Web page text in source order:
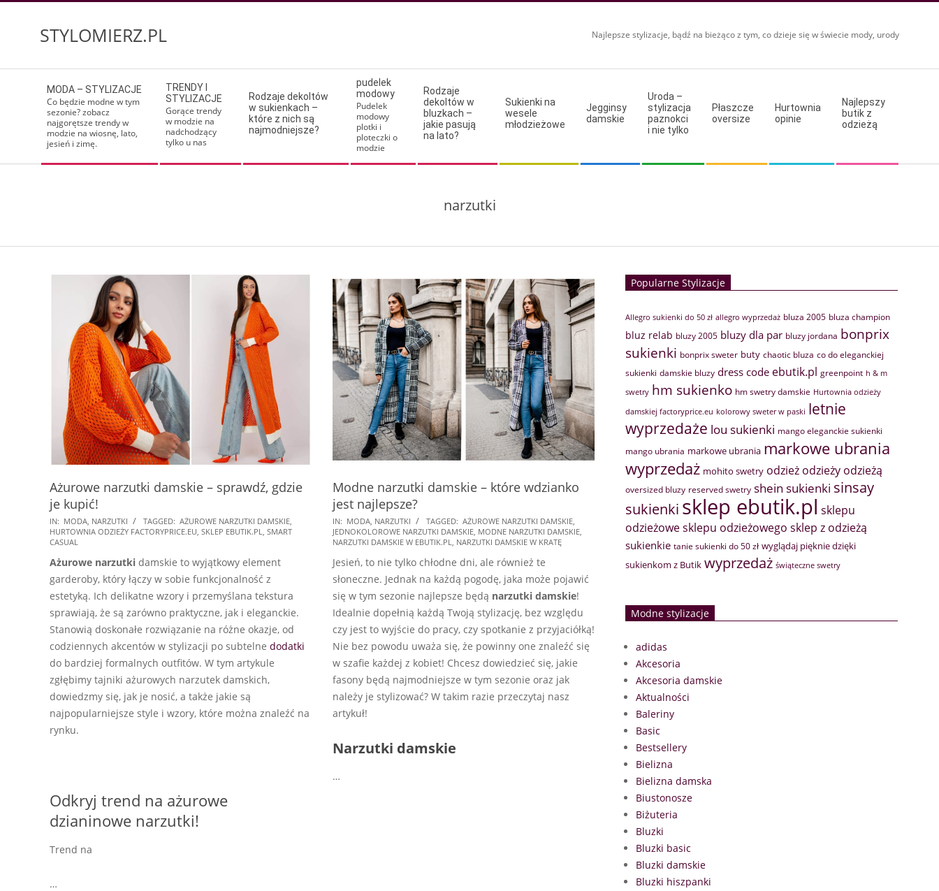
STYLOMIERZ.PL Najlepsze stylizacje, bądź na bieżąco z tym, co dzieje się w świecie mody, urody
Navigation
Menu
MODA – STYLIZACJE
Co będzie modne w tym
sezonie? zobacz
najgorętsze trendy w
modzie na wiosnę, lato,
jesień i zimę.
TRENDY I
STYLIZACJE
Gorące trendy
w modzie na
nadchodzący
tylko u nas
Rodzaje dekoltów
w sukienkach –
które z nich są
najmodniejsze?
pudelek
modowy
Pudelek
modowy
plotki i
ploteczki o
modzie
Rodzaje
dekoltów w
bluzkach –
jakie pasują
na lato?
Sukienki na
wesele
młodzieżowe
Jegginsy
damskie
Uroda –
stylizacja
paznokci
i nie tylko
Płaszcze
oversize
Hurtownia
opinie
Najlepszy
butik z
odzieżą
narzutki
Ażurowe narzutki damskie – sprawdź, gdzie
je kupić!
2023-
10-
IN: MODA NARZUTKI TAGGED: AŻUROWE NARZUTKI DAMSKIE
HURTOWNIA ODZIEŻY FACTORYPRICE.EU SKLEP EBUTIK.PL
SMART
CASUAL
Ażurowe narzutki damskie to wyjątkowy element
garderoby, który łączy w sobie funkcjonalność z
estetyką. Ich delikatne wzory i przemyślana tekstura
sprawiają, że są zarówno praktyczne, jak i eleganckie.
Stanowią doskonałe rozwiązanie na różne okazje, od
codziennych akcentów w stylizacji po subtelne dodatki
do bardziej formalnych outfitów. W tym artykule
zgłębimy tajniki ażurowych narzutek damskich,
dowiedzmy się, jak je nosić, a także jakie są
najpopularniejsze style i wzory, które można znaleźć na
rynku.
Odkryj trend na ażurowe
dzianinowe narzutki!
Trend na
…
Modne narzutki damskie – które wdzianko
jest najlepsze?
2021-
10-
IN: MODA NARZUTKI TAGGED: AŻUROWE NARZUTKI DAMSKIE
JEDNOKOLOROWE NARZUTKI DAMSKIE MODNE NARZUTKI DAMSKIE
NARZUTKI DAMSKIE W EBUTIK.PL
NARZUTKI DAMSKIE W KRATĘ
Jesień, to nie tylko chłodne dni, ale również te
słoneczne. Jednak na każdą pogodę, jaka może pojawić
się w tym sezonie najlepsze będą narzutki damskie!
Idealnie dopełnią każdą Twoją stylizację, bez względu
czy jest to wyjście do pracy, czy spotkanie z przyjaciółką!
Nie bez powodu uważa się, że powinny one znaleźć się
w szafie każdej z kobiet! Chcesz dowiedzieć się, jakie
fasony będą najmodniejsze w tym sezonie oraz jak
należy je stylizować? W takim razie przeczytaj nasz
artykuł!
Narzutki damskie
…
Popularne Stylizacje
Allegro sukienki do 50 zł allegro wyprzedaż bluza 2005 bluza champion
bluz relab bluzy 2005 bluzy dla par bluzy jordana bonprix
sukienki bonprix sweter buty chaotic bluza co do eleganckiej
sukienki damskie bluzy dress code ebutik.pl greenpoint h & m
swetry hm sukienko hm swetry damskie Hurtownia odzieży
damskiej factoryprice.eu kolorowy sweter w paski letnie
wyprzedaże lou sukienki mango eleganckie sukienki
mango ubrania markowe ubrania markowe ubrania
wyprzedaż mohito swetry odzież odzieży odzieżą
oversized bluzy reserved swetry shein sukienki sinsay
sukienki sklep ebutik.pl sklepu
odzieżowesklepu odzieżowego sklep z odzieżą
sukienkie tanie sukienki do 50 zł wyglądaj pięknie dzięki
sukienkom z Butik wyprzedaż świąteczne swetry
Modne stylizacje
adidas
Akcesoria
Akcesoria damskie
Aktualności
Baleriny
Basic
Bestsellery
Bielizna
Bielizna damska
Biustonosze
Biżuteria
Bluzki
Bluzki basic
Bluzki damskie
Bluzki hiszpanki